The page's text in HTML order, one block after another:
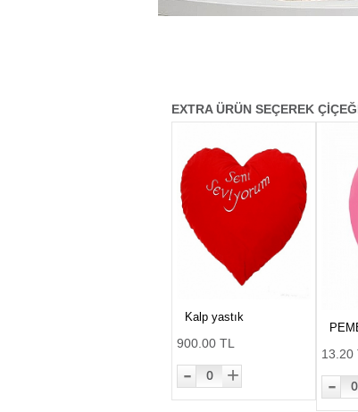
EXTRA ÜRÜN SEÇEREK
Kalp yastık
900.00 TL
- 0 +
13.20
- 0